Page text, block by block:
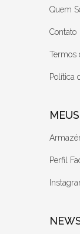
Quem
Contato
Termos
Política
Perfil